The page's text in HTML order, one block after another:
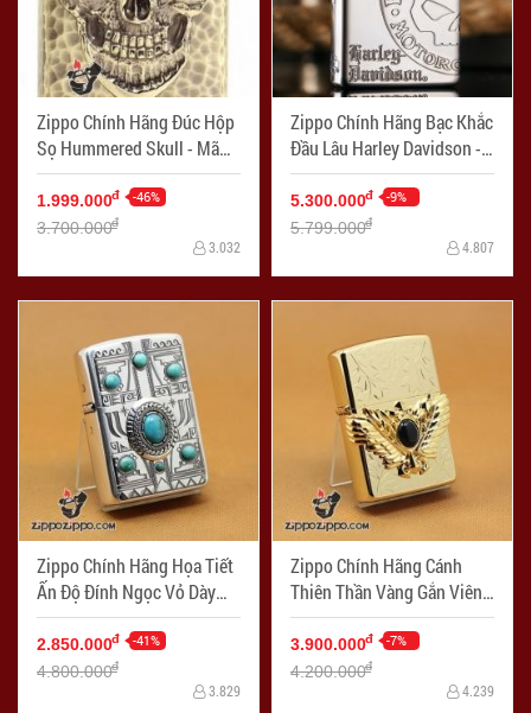
Zippo Chính Hãng Đúc Hộp
Sọ Hummered Skull - Mã
SP: ZPC1009
1.999.000đ -46%
3.700.000đ
3.032
Zippo Chính Hãng Bạc Khắc
Đầu Lâu Harley Davidson -
Mã SP: ZPC1018
5.300.000đ -9%
5.799.000đ
4.807
Zippo Chính Hãng Họa Tiết
Ấn Độ Đính Ngọc Vỏ Dày
Armor - Mã SP: ZPC1024
2.850.000đ -41%
4.800.000đ
3.829
Zippo Chính Hãng Cánh
Thiên Thần Vàng Gắn Viên
Ngọc - Mã SP: ZPC1029
3.900.000đ -7%
4.200.000đ
4.239